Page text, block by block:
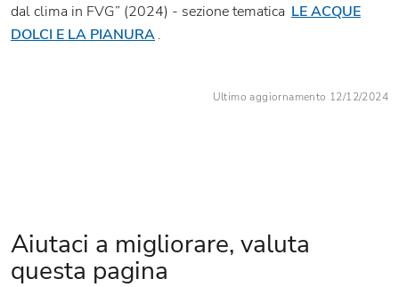
dal clima in FVG” (2024) - sezione tematica LE ACQUE
DOLCI E LA PIANURA.
Ultimo aggiornamento 12/12/2024
Aiutaci a migliorare, valuta
questa pagina